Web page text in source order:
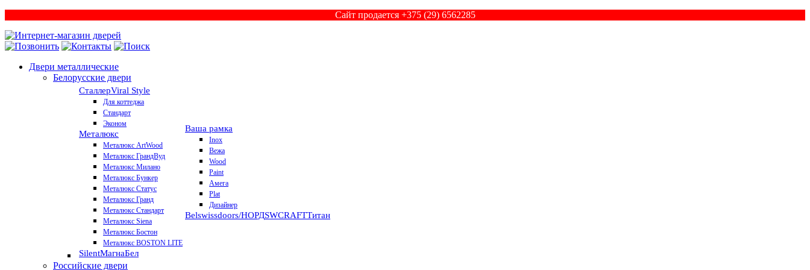
Сайт продается +375 (29) 6562285
Двери металлические
Белорусские двери
СталлерViral Style
Для коттеджа
Стандарт
Эконом
Металюкс
Металюкс ArtWood
Металюкс ГрандВуд
Металюкс Милано
Металюкс Бункер
Металюкс Статус
Металюкс Гранд
Металюкс Стандарт
Металюкс Siena
Металюкс Бостон
Металюкс BOSTON LITE
SilentМагнаБел
Ваша рамка
Inox
Вежа
Wood
Paint
Амега
Plat
Дизайнер
Belswissdoors/НОРДSWCRAFTТитан
Российские двери